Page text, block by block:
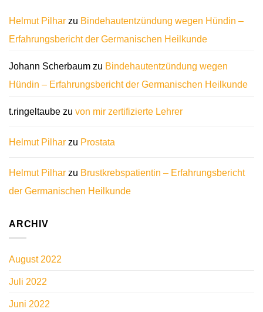
Helmut Pilhar zu Bindehautentzündung wegen Hündin –
Erfahrungsbericht der Germanischen Heilkunde
Johann Scherbaum zu Bindehautentzündung wegen
Hündin – Erfahrungsbericht der Germanischen Heilkunde
t.ringeltaube zu von mir zertifizierte Lehrer
Helmut Pilhar zu Prostata
Helmut Pilhar zu Brustkrebspatientin – Erfahrungsbericht
der Germanischen Heilkunde
ARCHIV
August 2022
Juli 2022
Juni 2022